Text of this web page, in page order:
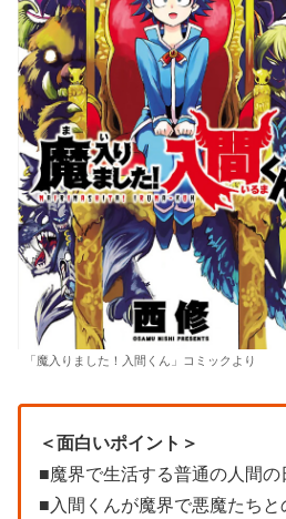
「魔入りました！入間くん」コミックより
＜面白いポイント＞
■魔界で生活する普通の人間の
■入間くんが魔界で悪魔たち